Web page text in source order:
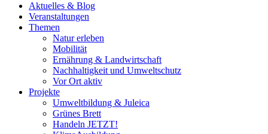
Aktuelles & Blog
Veranstaltungen
Themen
Natur erleben
Mobilität
Ernährung & Landwirtschaft
Nachhaltigkeit und Umweltschutz
Vor Ort aktiv
Projekte
Umweltbildung & Juleica
Grünes Brett
Handeln JETZT!